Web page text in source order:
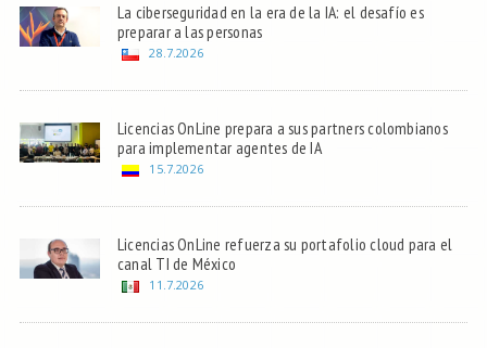
La ciberseguridad en la era de la IA: el desafío es
preparar a las personas
28.7.2026
Licencias OnLine prepara a sus partners colombianos
para implementar agentes de IA
15.7.2026
Licencias OnLine refuerza su portafolio cloud para el
canal TI de México
11.7.2026